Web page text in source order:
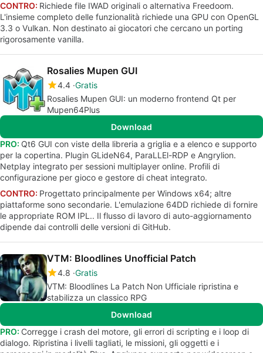
CONTRO: Richiede file IWAD originali o alternativa Freedoom.
L'insieme completo delle funzionalità richiede una GPU con OpenGL
3.3 o Vulkan. Non destinato ai giocatori che cercano un porting
rigorosamente vanilla.
Rosalies Mupen GUI
4.4 Gratis
Rosalies Mupen GUI: un moderno frontend Qt per
Mupen64Plus
Download
PRO: Qt6 GUI con viste della libreria a griglia e a elenco e supporto
per la copertina. Plugin GLideN64, ParaLLEl-RDP e Angrylion.
Netplay integrato per sessioni multiplayer online. Profili di
configurazione per gioco e gestore di cheat integrato.
CONTRO: Progettato principalmente per Windows x64; altre
piattaforme sono secondarie. L'emulazione 64DD richiede di fornire
le appropriate ROM IPL.. Il flusso di lavoro di auto-aggiornamento
dipende dai controlli delle versioni di GitHub.
VTM: Bloodlines Unofficial Patch
4.8 Gratis
VTM: Bloodlines La Patch Non Ufficiale ripristina e
stabilizza un classico RPG
Download
PRO: Corregge i crash del motore, gli errori di scripting e i loop di
dialogo. Ripristina i livelli tagliati, le missioni, gli oggetti e i